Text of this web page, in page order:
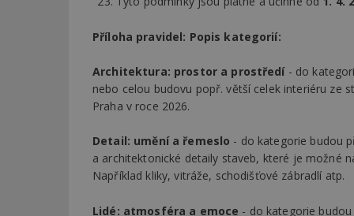
Příloha pravidel: Popis kategorií:
Architektura: prostor a prostředí - do
nebo celou budovu popř. větší celek interiéru ze
Praha v roce 2026.
Detail: umění a řemeslo - do kategorie budou
a architektonické detaily staveb, které je možné
Například kliky, vitráže, schodišťové zábradlí atp.
Lidé: atmosféra a emoce - do kategorie
LLC
test_cookie
sssp_session
c
_hjSession_170189
Gtest
bm2uu
ibbid